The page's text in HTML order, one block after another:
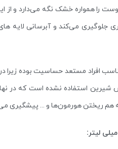
را همواره خشک نگه می‌دارد و از
می‌کند و آبرسانی لایه
افراد مستعد حساسیت بوده
شیرین استفاده نشده است که در
هم ریختن هورمون‌ها و … پیشگیری